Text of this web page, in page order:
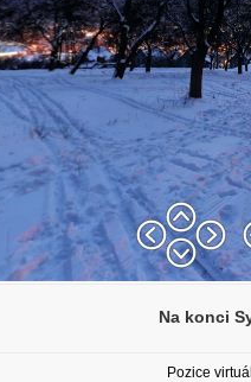
Na konci
Pozice